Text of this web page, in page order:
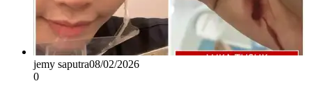
jemy saputra08/02/2026
0